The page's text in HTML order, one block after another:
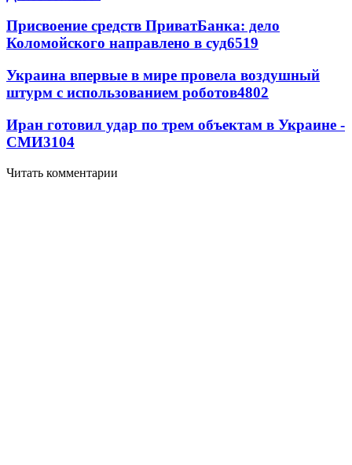
Присвоение средств ПриватБанка: дело
Коломойского направлено в суд6519
Украина впервые в мире провела воздушный
штурм с использованием роботов4802
Иран готовил удар по трем объектам в Украине -
СМИ3104
Читать комментарии